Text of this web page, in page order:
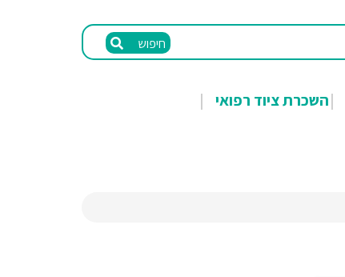
חיפוש
השכרת ציוד רפואי